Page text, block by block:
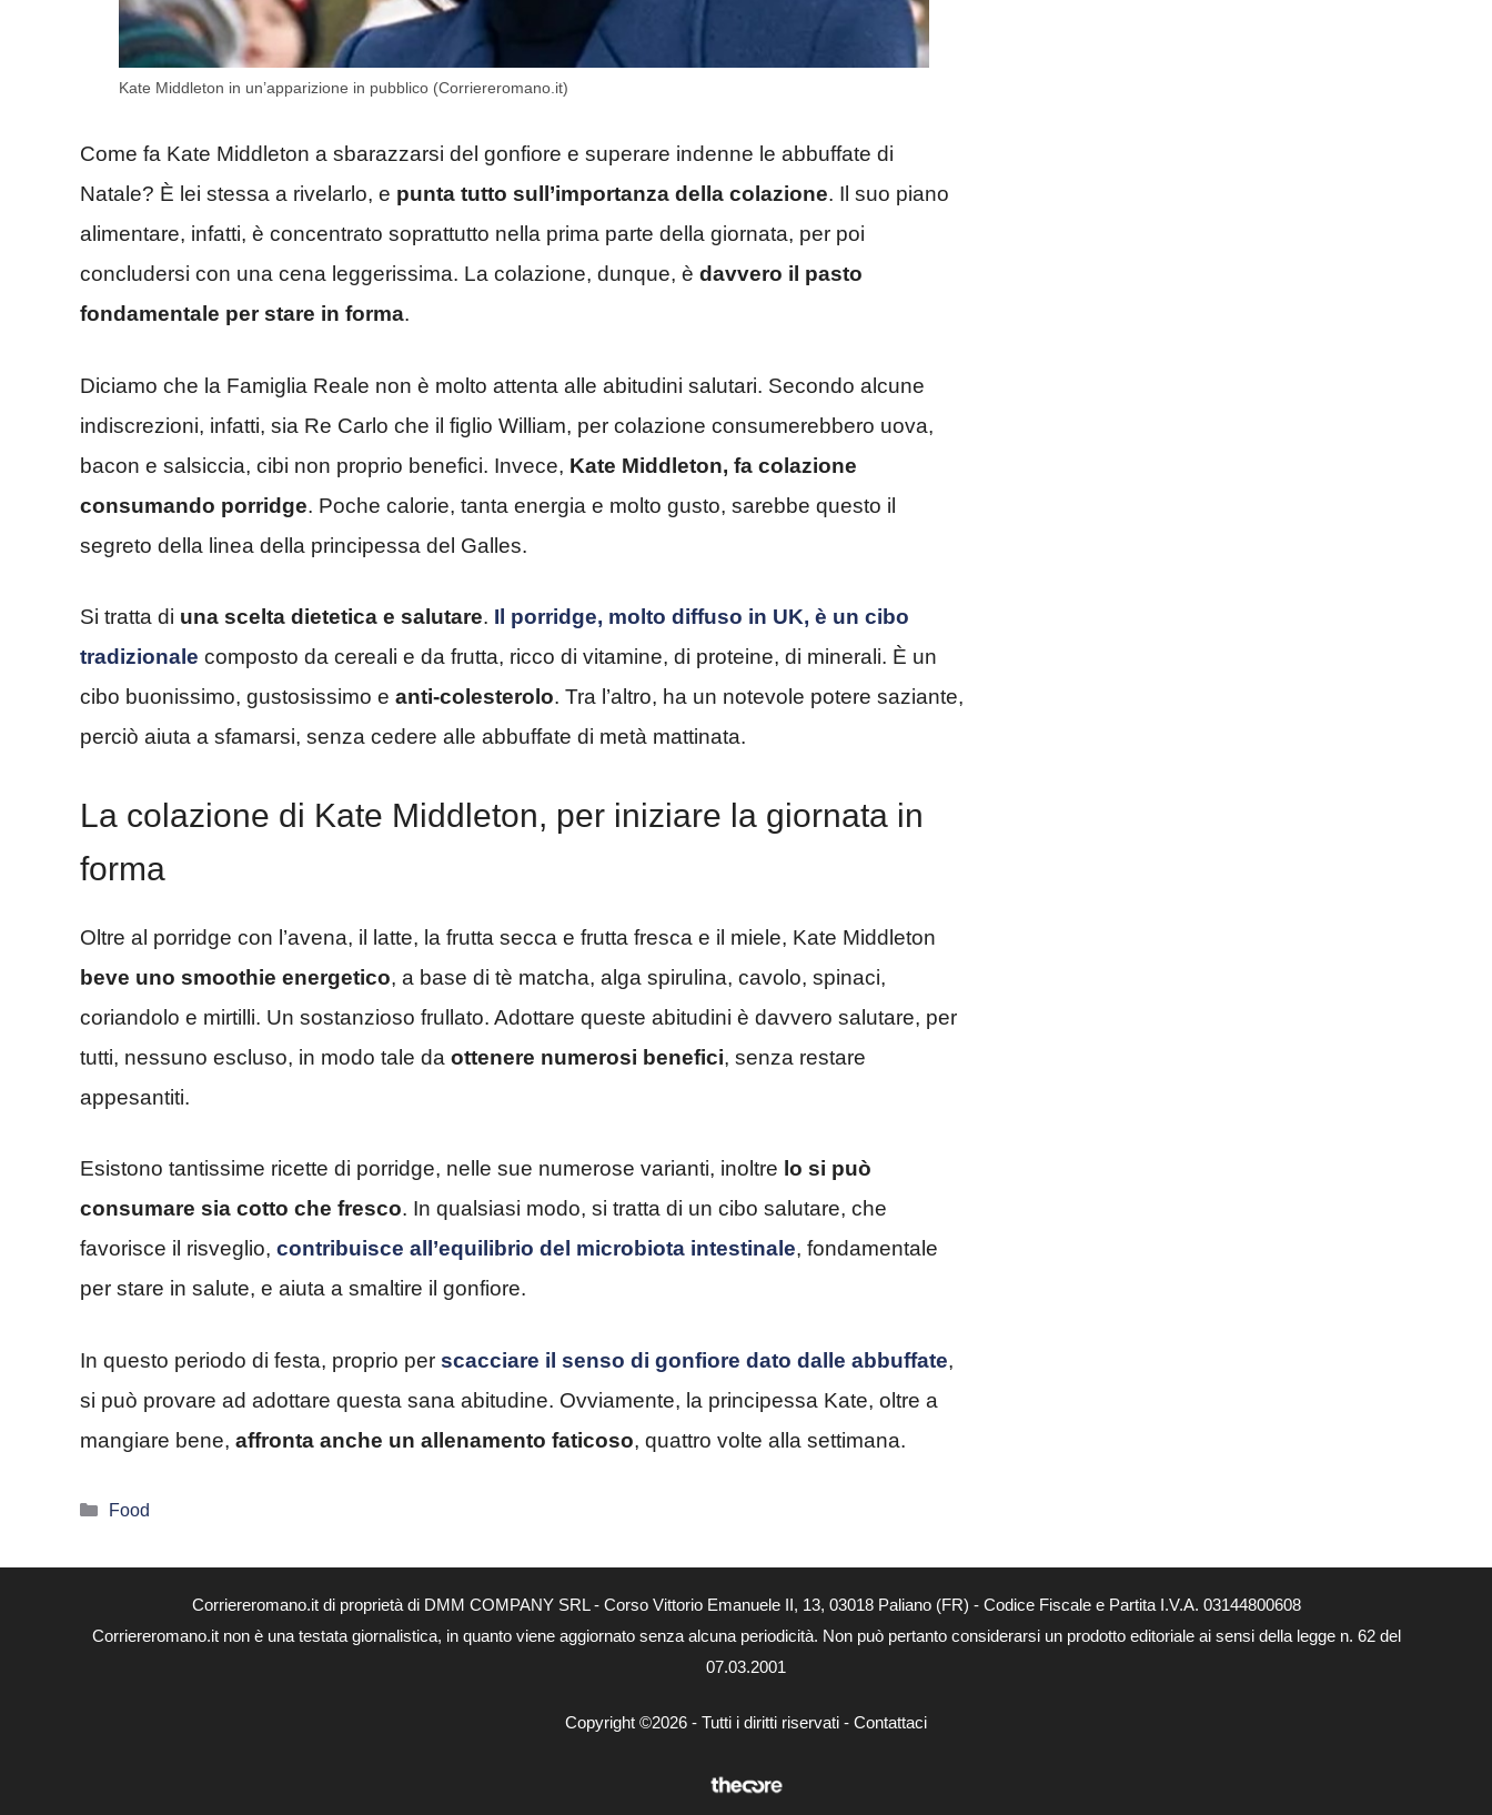
Kate Middleton in un’apparizione in pubblico (Corriereromano.it)
Come fa Kate Middleton a sbarazzarsi del gonfiore e superare indenne le abbuffate di
Natale? È lei stessa a rivelarlo, e punta tutto sull’importanza della colazione. Il suo piano
alimentare, infatti, è concentrato soprattutto nella prima parte della giornata, per poi
concludersi con una cena leggerissima. La colazione, dunque, è davvero il pasto
fondamentale per stare in forma.
Diciamo che la Famiglia Reale non è molto attenta alle abitudini salutari. Secondo alcune
indiscrezioni, infatti, sia Re Carlo che il figlio William, per colazione consumerebbero uova,
bacon e salsiccia, cibi non proprio benefici. Invece, Kate Middleton, fa colazione
consumando porridge. Poche calorie, tanta energia e molto gusto, sarebbe questo il
segreto della linea della principessa del Galles.
Si tratta di una scelta dietetica e salutare. Il porridge, molto diffuso in UK, è un cibo
tradizionale composto da cereali e da frutta, ricco di vitamine, di proteine, di minerali. È un
cibo buonissimo, gustosissimo e anti-colesterolo. Tra l’altro, ha un notevole potere saziante,
perciò aiuta a sfamarsi, senza cedere alle abbuffate di metà mattinata.
La colazione di Kate Middleton, per iniziare la giornata in
forma
Oltre al porridge con l’avena, il latte, la frutta secca e frutta fresca e il miele, Kate Middleton
beve uno smoothie energetico, a base di tè matcha, alga spirulina, cavolo, spinaci,
coriandolo e mirtilli. Un sostanzioso frullato. Adottare queste abitudini è davvero salutare, per
tutti, nessuno escluso, in modo tale da ottenere numerosi benefici, senza restare
appesantiti.
Esistono tantissime ricette di porridge, nelle sue numerose varianti, inoltre lo si può
consumare sia cotto che fresco. In qualsiasi modo, si tratta di un cibo salutare, che
favorisce il risveglio, contribuisce all’equilibrio del microbiota intestinale, fondamentale
per stare in salute, e aiuta a smaltire il gonfiore.
In questo periodo di festa, proprio per scacciare il senso di gonfiore dato dalle abbuffate,
si può provare ad adottare questa sana abitudine. Ovviamente, la principessa Kate, oltre a
mangiare bene, affronta anche un allenamento faticoso, quattro volte alla settimana.
Categorie
Food
Corriereromano.it di proprietà di DMM COMPANY SRL - Corso Vittorio Emanuele II, 13, 03018 Paliano (FR) - Codice Fiscale e Partita I.V.A. 03144800608
Corriereromano.it non è una testata giornalistica, in quanto viene aggiornato senza alcuna periodicità. Non può pertanto considerarsi un prodotto editoriale ai sensi della legge n. 62 del
07.03.2001
Copyright ©2026 - Tutti i diritti riservati - Contattaci